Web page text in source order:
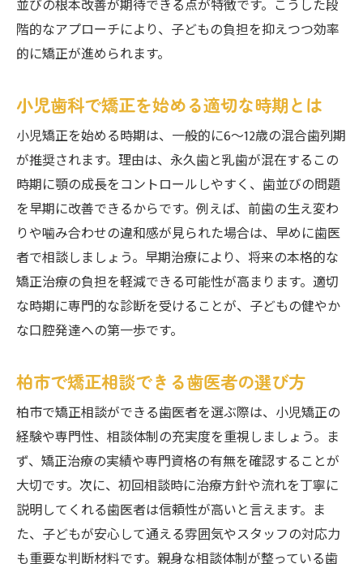
並びの根本改善が期待できる点が特徴です。こうした段
階的なアプローチにより、子どもの負担を抑えつつ効率
的に矯正が進められます。
小児歯科で矯正を始める適切な時期とは
小児矯正を始める時期は、一般的に6～12歳の混合歯列期
が推奨されます。理由は、永久歯と乳歯が混在するこの
時期に顎の成長をコントロールしやすく、歯並びの問題
を早期に改善できるからです。例えば、前歯の生え変わ
りや噛み合わせの違和感が見られた場合は、早めに歯医
者で相談しましょう。早期治療により、将来の本格的な
矯正治療の負担を軽減できる可能性が高まります。適切
な時期に専門的な診断を受けることが、子どもの健やか
な口腔発達への第一歩です。
柏市で矯正相談できる歯医者の選び方
柏市で矯正相談ができる歯医者を選ぶ際は、小児矯正の
経験や専門性、相談体制の充実度を重視しましょう。ま
ず、矯正治療の実績や専門資格の有無を確認することが
大切です。次に、初回相談時に治療方針や流れを丁寧に
説明してくれる歯医者は信頼性が高いと言えます。ま
た、子どもが安心して通える雰囲気やスタッフの対応力
も重要な判断材料です。親身な相談体制が整っている歯